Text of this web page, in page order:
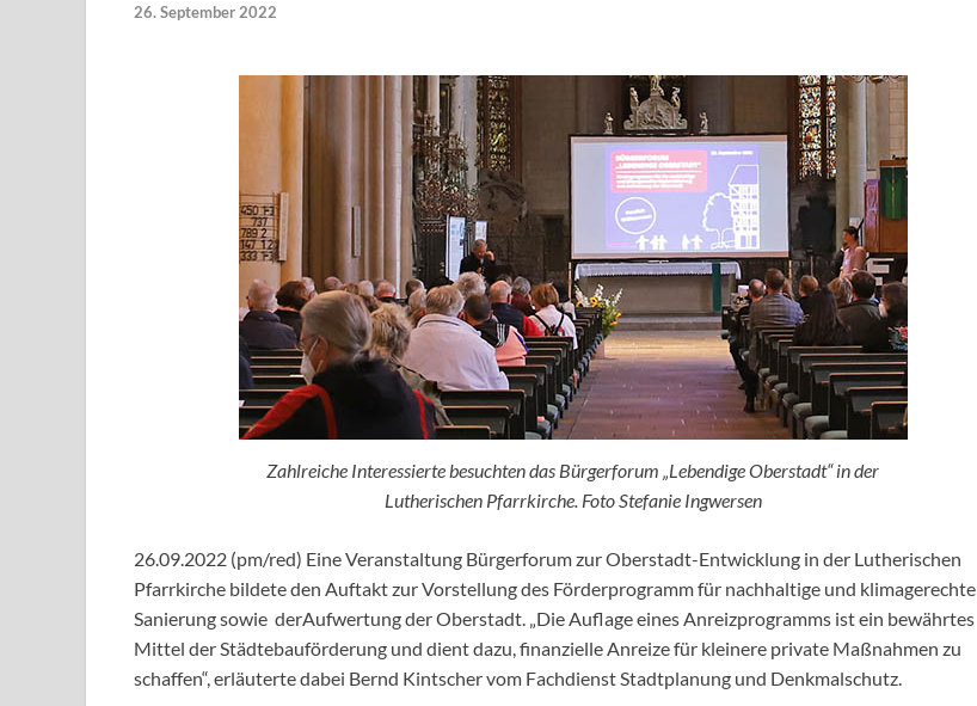
26. September 2022
Zahlreiche Interessierte besuchten das Bürgerforum „Lebendige Oberstadt“ in der
Lutherischen Pfarrkirche. Foto Stefanie Ingwersen
26.09.2022 (pm/red) Eine Veranstaltung Bürgerforum zur Oberstadt-Entwicklung in der Lutherischen
Pfarrkirche bildete den Auftakt zur Vorstellung des Förderprogramm für nachhaltige und klimagerechte
Sanierung sowie derAufwertung der Oberstadt. „Die Auflage eines Anreizprogramms ist ein bewährtes
Mittel der Städtebauförderung und dient dazu, finanzielle Anreize für kleinere private Maßnahmen zu
schaffen“, erläuterte dabei Bernd Kintscher vom Fachdienst Stadtplanung und Denkmalschutz.